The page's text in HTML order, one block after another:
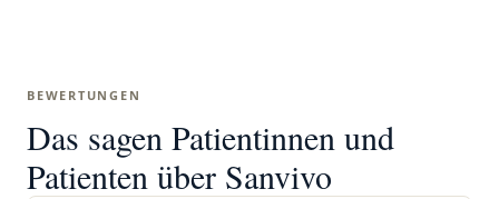
BEWERTUNGEN
Das sagen Patientinnen und
Patienten über Sanvivo